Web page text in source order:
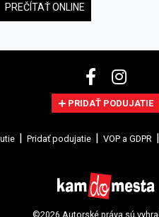
PREČÍTAŤ ONLINE
PRIDAŤ PODUJATIE
Pridať podujatie VOP a GDPR
©2026 Autorské práva sú